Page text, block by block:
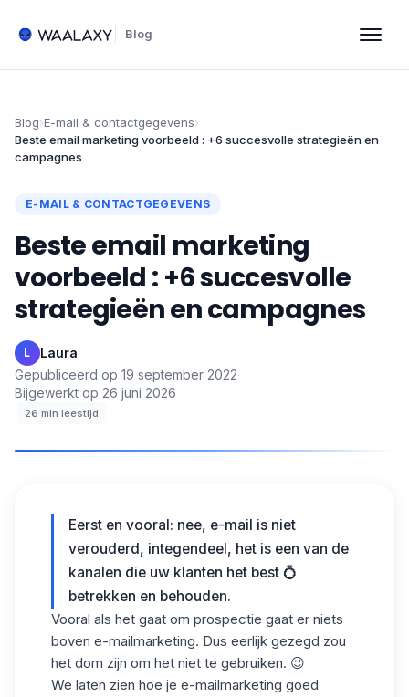
Blog
Blog›E-mail & contactgegevens›
Beste email marketing voorbeeld : +6 succesvolle strategieën en
campagnes
E-MAIL & CONTACTGEGEVENS
Beste email marketing
voorbeeld : +6 succesvolle
strategieën en campagnes
L Laura·
Gepubliceerd op 19 september 2022·
Bijgewerkt op 26 juni 2026
·
26 min leestijd
Eerst en vooral: nee, e-mail is niet
verouderd, integendeel, het is een van de
kanalen die uw klanten het best 💍
betrekken en behouden.
Vooral als het gaat om prospectie gaat er niets
boven e-mailmarketing. Dus eerlijk gezegd zou
het dom zijn om het niet te gebruiken. 😉
We laten zien hoe je e-mailmarketing goed